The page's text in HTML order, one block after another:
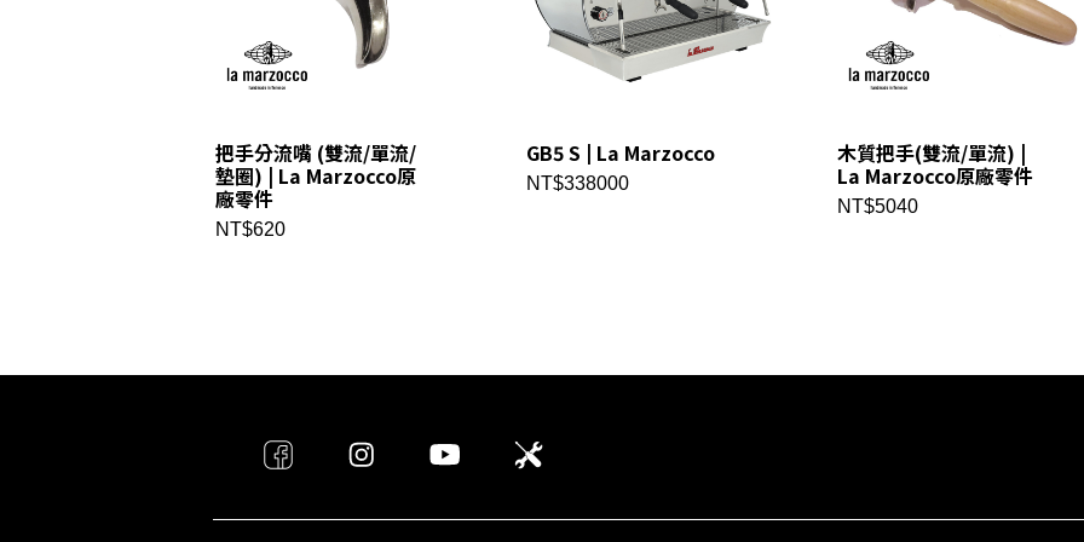
把手分流嘴 (雙流/單流/
墊圈) | La Marzocco原
廠零件
NT$620
GB5 S | La Marzocco
NT$338000
木質把手(雙流/單流) |
La Marzocco原廠零件
NT$5040